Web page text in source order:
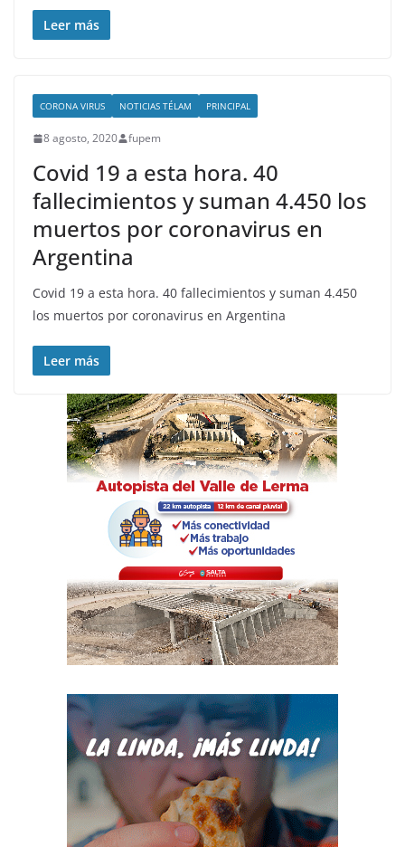
Leer más
CORONA VIRUS NOTICIAS TÉLAM PRINCIPAL
8 agosto, 2020 fupem
Covid 19 a esta hora. 40
fallecimientos y suman 4.450 los
muertos por coronavirus en
Argentina
Covid 19 a esta hora. 40 fallecimientos y suman 4.450
los muertos por coronavirus en Argentina
Leer más